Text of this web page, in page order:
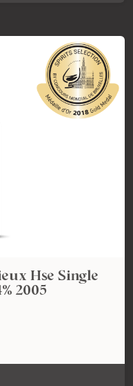
Hse Single
2005